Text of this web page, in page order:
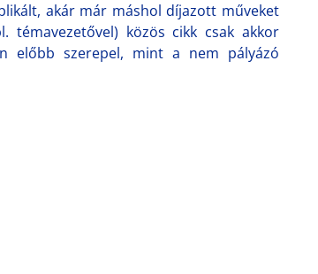
akár már máshol díjazott műveket
témavezetővel) közös cikk csak akkor
előbb szerepel, mint a nem pályázó